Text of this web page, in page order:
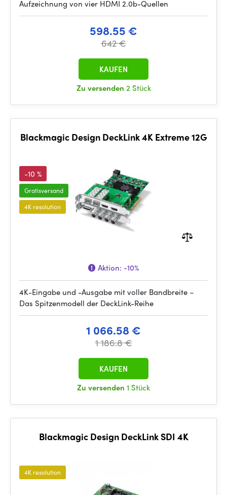
Aufzeichnung von vier HDMI 2.0b-Quellen
598.55 €
642 €
Zu versenden 2 Stück
KAUFEN
Blackmagic Design DeckLink 4K Extreme 12G
-10 %
Gratisversand
4K resolution
Aktion: -10%
4K-Eingabe und -Ausgabe mit voller Bandbreite –
Das Spitzenmodell der DeckLink-Reihe
1 066.58 €
1 186.8 €
Zu versenden 1 Stück
KAUFEN
Blackmagic Design DeckLink SDI 4K
4K resolution